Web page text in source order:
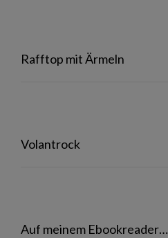
Rafftop mit Ärmeln
Volantrock
Auf meinem Ebookreader…